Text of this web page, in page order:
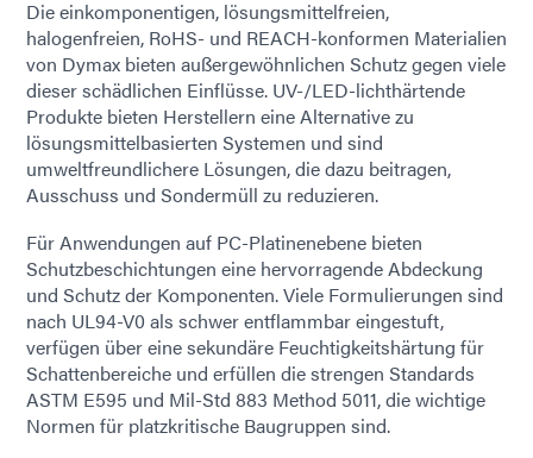
Die einkomponentigen, lösungsmittelfreien,
halogenfreien, RoHS- und REACH-konformen Materialien
von Dymax bieten außergewöhnlichen Schutz gegen viele
dieser schädlichen Einflüsse. UV-/LED-lichthärtende
Produkte bieten Herstellern eine Alternative zu
lösungsmittelbasierten Systemen und sind
umweltfreundlichere Lösungen, die dazu beitragen,
Ausschuss und Sondermüll zu reduzieren.
Für Anwendungen auf PC-Platinenebene bieten
Schutzbeschichtungen eine hervorragende Abdeckung
und Schutz der Komponenten. Viele Formulierungen sind
nach UL94-V0 als schwer entflammbar eingestuft,
verfügen über eine sekundäre Feuchtigkeitshärtung für
Schattenbereiche und erfüllen die strengen Standards
ASTM E595 und Mil-Std 883 Method 5011, die wichtige
Normen für platzkritische Baugruppen sind.